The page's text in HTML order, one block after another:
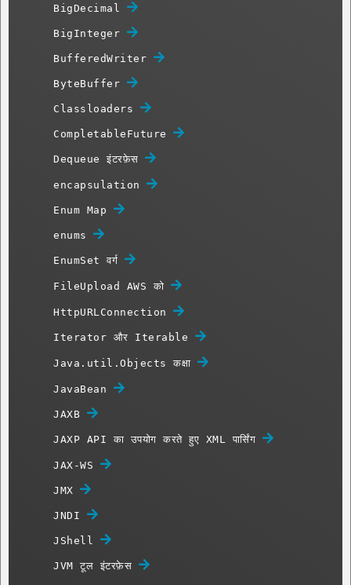
BigDecimal
BigInteger
BufferedWriter
ByteBuffer
Classloaders
CompletableFuture
Dequeue इंटरफ़ेस
encapsulation
Enum Map
enums
EnumSet वर्ग
FileUpload AWS को
HttpURLConnection
Iterator और Iterable
Java.util.Objects कक्षा
JavaBean
JAXB
JAXP API का उपयोग करते हुए XML पार्सिंग
JAX-WS
JMX
JNDI
JShell
JVM टूल इंटरफ़ेस